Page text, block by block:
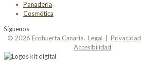
Panadería
Cosmética
Síguenos
© 2026 Ecohuerta Canaria. Legal Privacidad
Accesibilidad